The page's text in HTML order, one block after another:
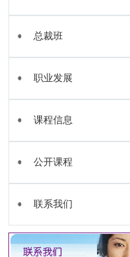
总裁班
职业发展
课程信息
公开课程
联系我们